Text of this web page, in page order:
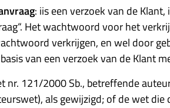
: iis een verzoek van de
Het wachtwoord voor het
verkrijgen, en wel door
van een verzoek van de Klant
nr. 121/2000 Sb., betreffende
als gewijzigd; of de wet die